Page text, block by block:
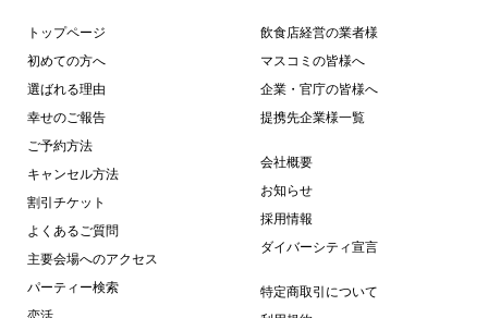
トップページ
初めての方へ
選ばれる理由
幸せのご報告
ご予約方法
キャンセル方法
割引チケット
よくあるご質問
主要会場へのアクセス
パーティー検索
飲食店経営の業者様
マスコミの皆様へ
企業・官庁の皆様へ
提携先企業様一覧
会社概要
お知らせ
採用情報
ダイバーシティ宣言
特定商取引について